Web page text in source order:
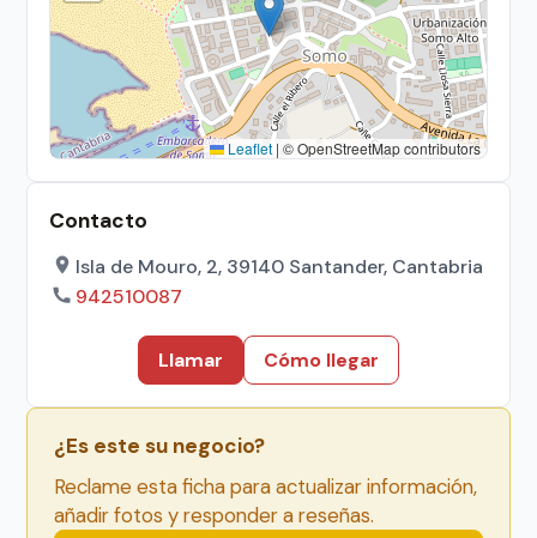
Leaflet | © OpenStreetMap contributors
Contacto
Isla de Mouro, 2, 39140 Santander, Cantabria
942510087
Llamar Cómo llegar
¿Es este su negocio?
Reclame esta ficha para actualizar información,
añadir fotos y responder a reseñas.